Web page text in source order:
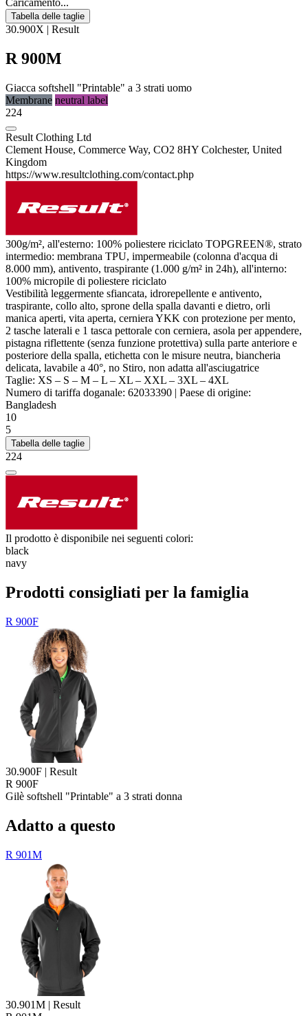
Caricamento...
Tabella delle taglie
30.900X | Result
R 900M
Giacca softshell "Printable" a 3 strati uomo
Membrane neutral label
224
Result Clothing Ltd
Clement House, Commerce Way, CO2 8HY Colchester, United
Kingdom
https://www.resultclothing.com/contact.php
300g/m², all'esterno: 100% poliestere riciclato TOPGREEN®, strato
intermedio: membrana TPU, impermeabile (colonna d'acqua di
8.000 mm), antivento, traspirante (1.000 g/m² in 24h), all'interno:
100% micropile di poliestere riciclato
Vestibilità leggermente sfiancata, idrorepellente e antivento,
traspirante, collo alto, sprone della spalla davanti e dietro, orli
manica aperti, vita aperta, cerniera YKK con protezione per mento,
2 tasche laterali e 1 tasca pettorale con cerniera, asola per appendere,
pistagna riflettente (senza funzione protettiva) sulla parte anteriore e
posteriore della spalla, etichetta con le misure neutra, biancheria
delicata, lavabile a 40°, no Stiro, non adatta all'asciugatrice
Taglie: XS – S – M – L – XL – XXL – 3XL – 4XL
Numero di tariffa doganale: 62033390 | Paese di origine:
Bangladesh
10
5
Tabella delle taglie
224
Il prodotto è disponibile nei seguenti colori:
black
navy
Prodotti consigliati per la famiglia
R 900F
30.900F | Result
R 900F
Gilè softshell "Printable" a 3 strati donna
Adatto a questo
R 901M
30.901M | Result